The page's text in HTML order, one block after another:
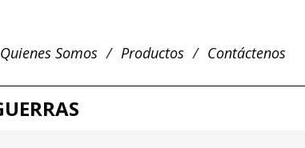
Quienes Somos Productos Contáctenos